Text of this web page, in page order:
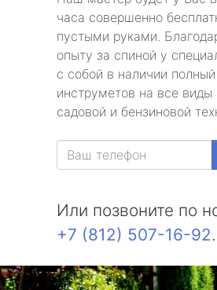
часа совершенно
пустыми руками.
опыту за спиной у
с собой в наличии
инструметов на все виды
садовой и бензиновой
Или позвоните по
+7 (812) 507-16-92.